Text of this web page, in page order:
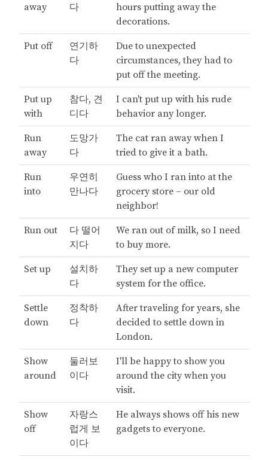
away
다
hours putting away the
decorations.
Put off
연기하
다
Due to unexpected
circumstances, they had to
put off the meeting.
Put up
with
참다, 견
디다
I can't put up with his rude
behavior any longer.
Run
away
도망가
다
The cat ran away when I
tried to give it a bath.
Run
into
우연히
만나다
Guess who I ran into at the
grocery store – our old
neighbor!
Run out
다 떨어
지다
We ran out of milk, so I need
to buy more.
Set up
설치하
다
They set up a new computer
system for the office.
Settle
down
정착하
다
After traveling for years, she
decided to settle down in
London.
Show
around
둘러보
이다
I'll be happy to show you
around the city when you
visit.
Show
off
자랑스
럽게 보
이다
He always shows off his new
gadgets to everyone.